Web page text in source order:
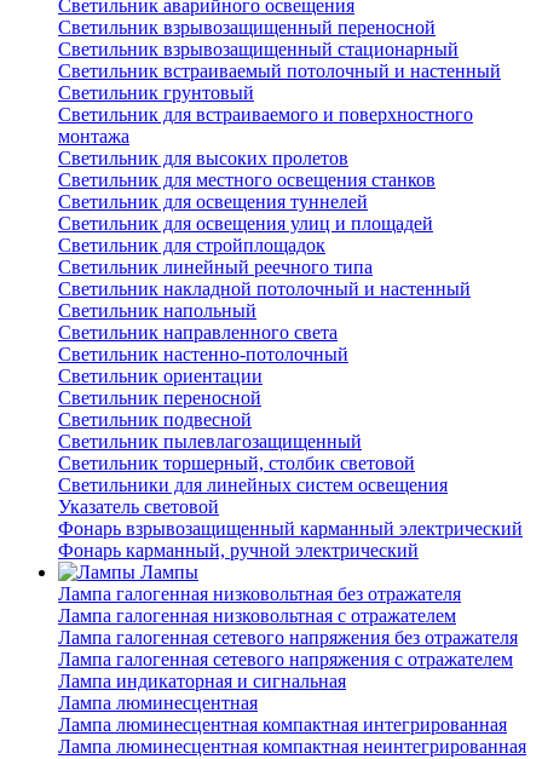
Светильник аварийного освещения
Светильник взрывозащищенный переносной
Светильник взрывозащищенный стационарный
Светильник встраиваемый потолочный и настенный
Светильник грунтовый
Светильник для встраиваемого и поверхностного
монтажа
Светильник для высоких пролетов
Светильник для местного освещения станков
Светильник для освещения туннелей
Светильник для освещения улиц и площадей
Светильник для стройплощадок
Светильник линейный реечного типа
Светильник накладной потолочный и настенный
Светильник напольный
Светильник направленного света
Светильник настенно-потолочный
Светильник ориентации
Светильник переносной
Светильник подвесной
Светильник пылевлагозащищенный
Светильник торшерный, столбик световой
Светильники для линейных систем освещения
Указатель световой
Фонарь взрывозащищенный карманный электрический
Фонарь карманный, ручной электрический
Лампы
Лампа галогенная низковольтная без отражателя
Лампа галогенная низковольтная с отражателем
Лампа галогенная сетевого напряжения без отражателя
Лампа галогенная сетевого напряжения с отражателем
Лампа индикаторная и сигнальная
Лампа люминесцентная
Лампа люминесцентная компактная интегрированная
Лампа люминесцентная компактная неинтегрированная